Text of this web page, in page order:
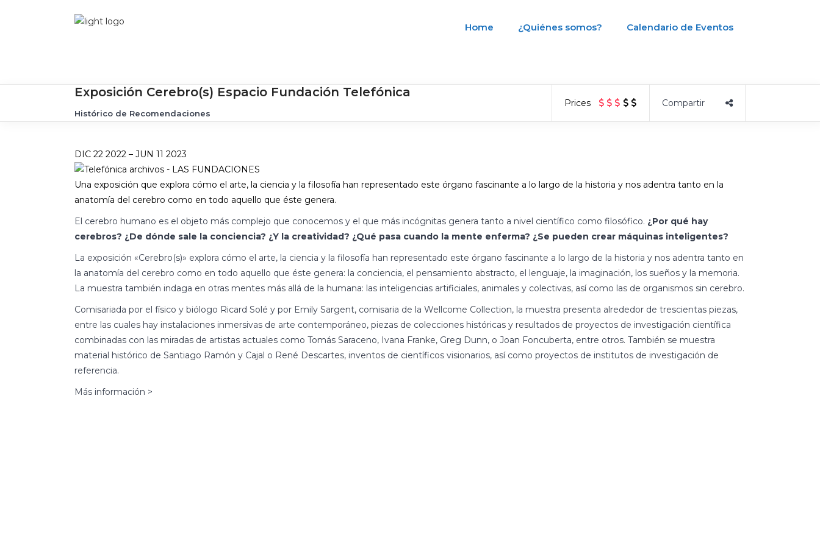
Home ¿Quiénes somos? Calendario de Eventos
Exposición Cerebro(s) Espacio Fundación Telefónica
Histórico de Recomendaciones
Prices
DIC 22 2022 – JUN 11 2023
Una exposición que explora cómo el arte, la ciencia y la filosofía han representado este órgano fascinante a lo largo de la historia y nos adentra tanto en la
anatomía del cerebro como en todo aquello que éste genera.
El cerebro humano es el objeto más complejo que conocemos y el que más incógnitas genera tanto a nivel científico como filosófico. ¿Por qué hay
cerebros? ¿De dónde sale la conciencia? ¿Y la creatividad? ¿Qué pasa cuando la mente enferma? ¿Se pueden crear máquinas inteligentes?
La exposición «Cerebro(s)» explora cómo el arte, la ciencia y la filosofía han representado este órgano fascinante a lo largo de la historia y nos adentra tanto en
la anatomía del cerebro como en todo aquello que éste genera: la conciencia, el pensamiento abstracto, el lenguaje, la imaginación, los sueños y la memoria.
La muestra también indaga en otras mentes más allá de la humana: las inteligencias artificiales, animales y colectivas, así como las de organismos sin cerebro.
Comisariada por el físico y biólogo Ricard Solé y por Emily Sargent, comisaria de la Wellcome Collection, la muestra presenta alrededor de trescientas piezas,
entre las cuales hay instalaciones inmersivas de arte contemporáneo, piezas de colecciones históricas y resultados de proyectos de investigación científica
combinadas con las miradas de artistas actuales como Tomás Saraceno, Ivana Franke, Greg Dunn, o Joan Foncuberta, entre otros. También se muestra
material histórico de Santiago Ramón y Cajal o René Descartes, inventos de científicos visionarios, así como proyectos de institutos de investigación de
referencia.
Más información >